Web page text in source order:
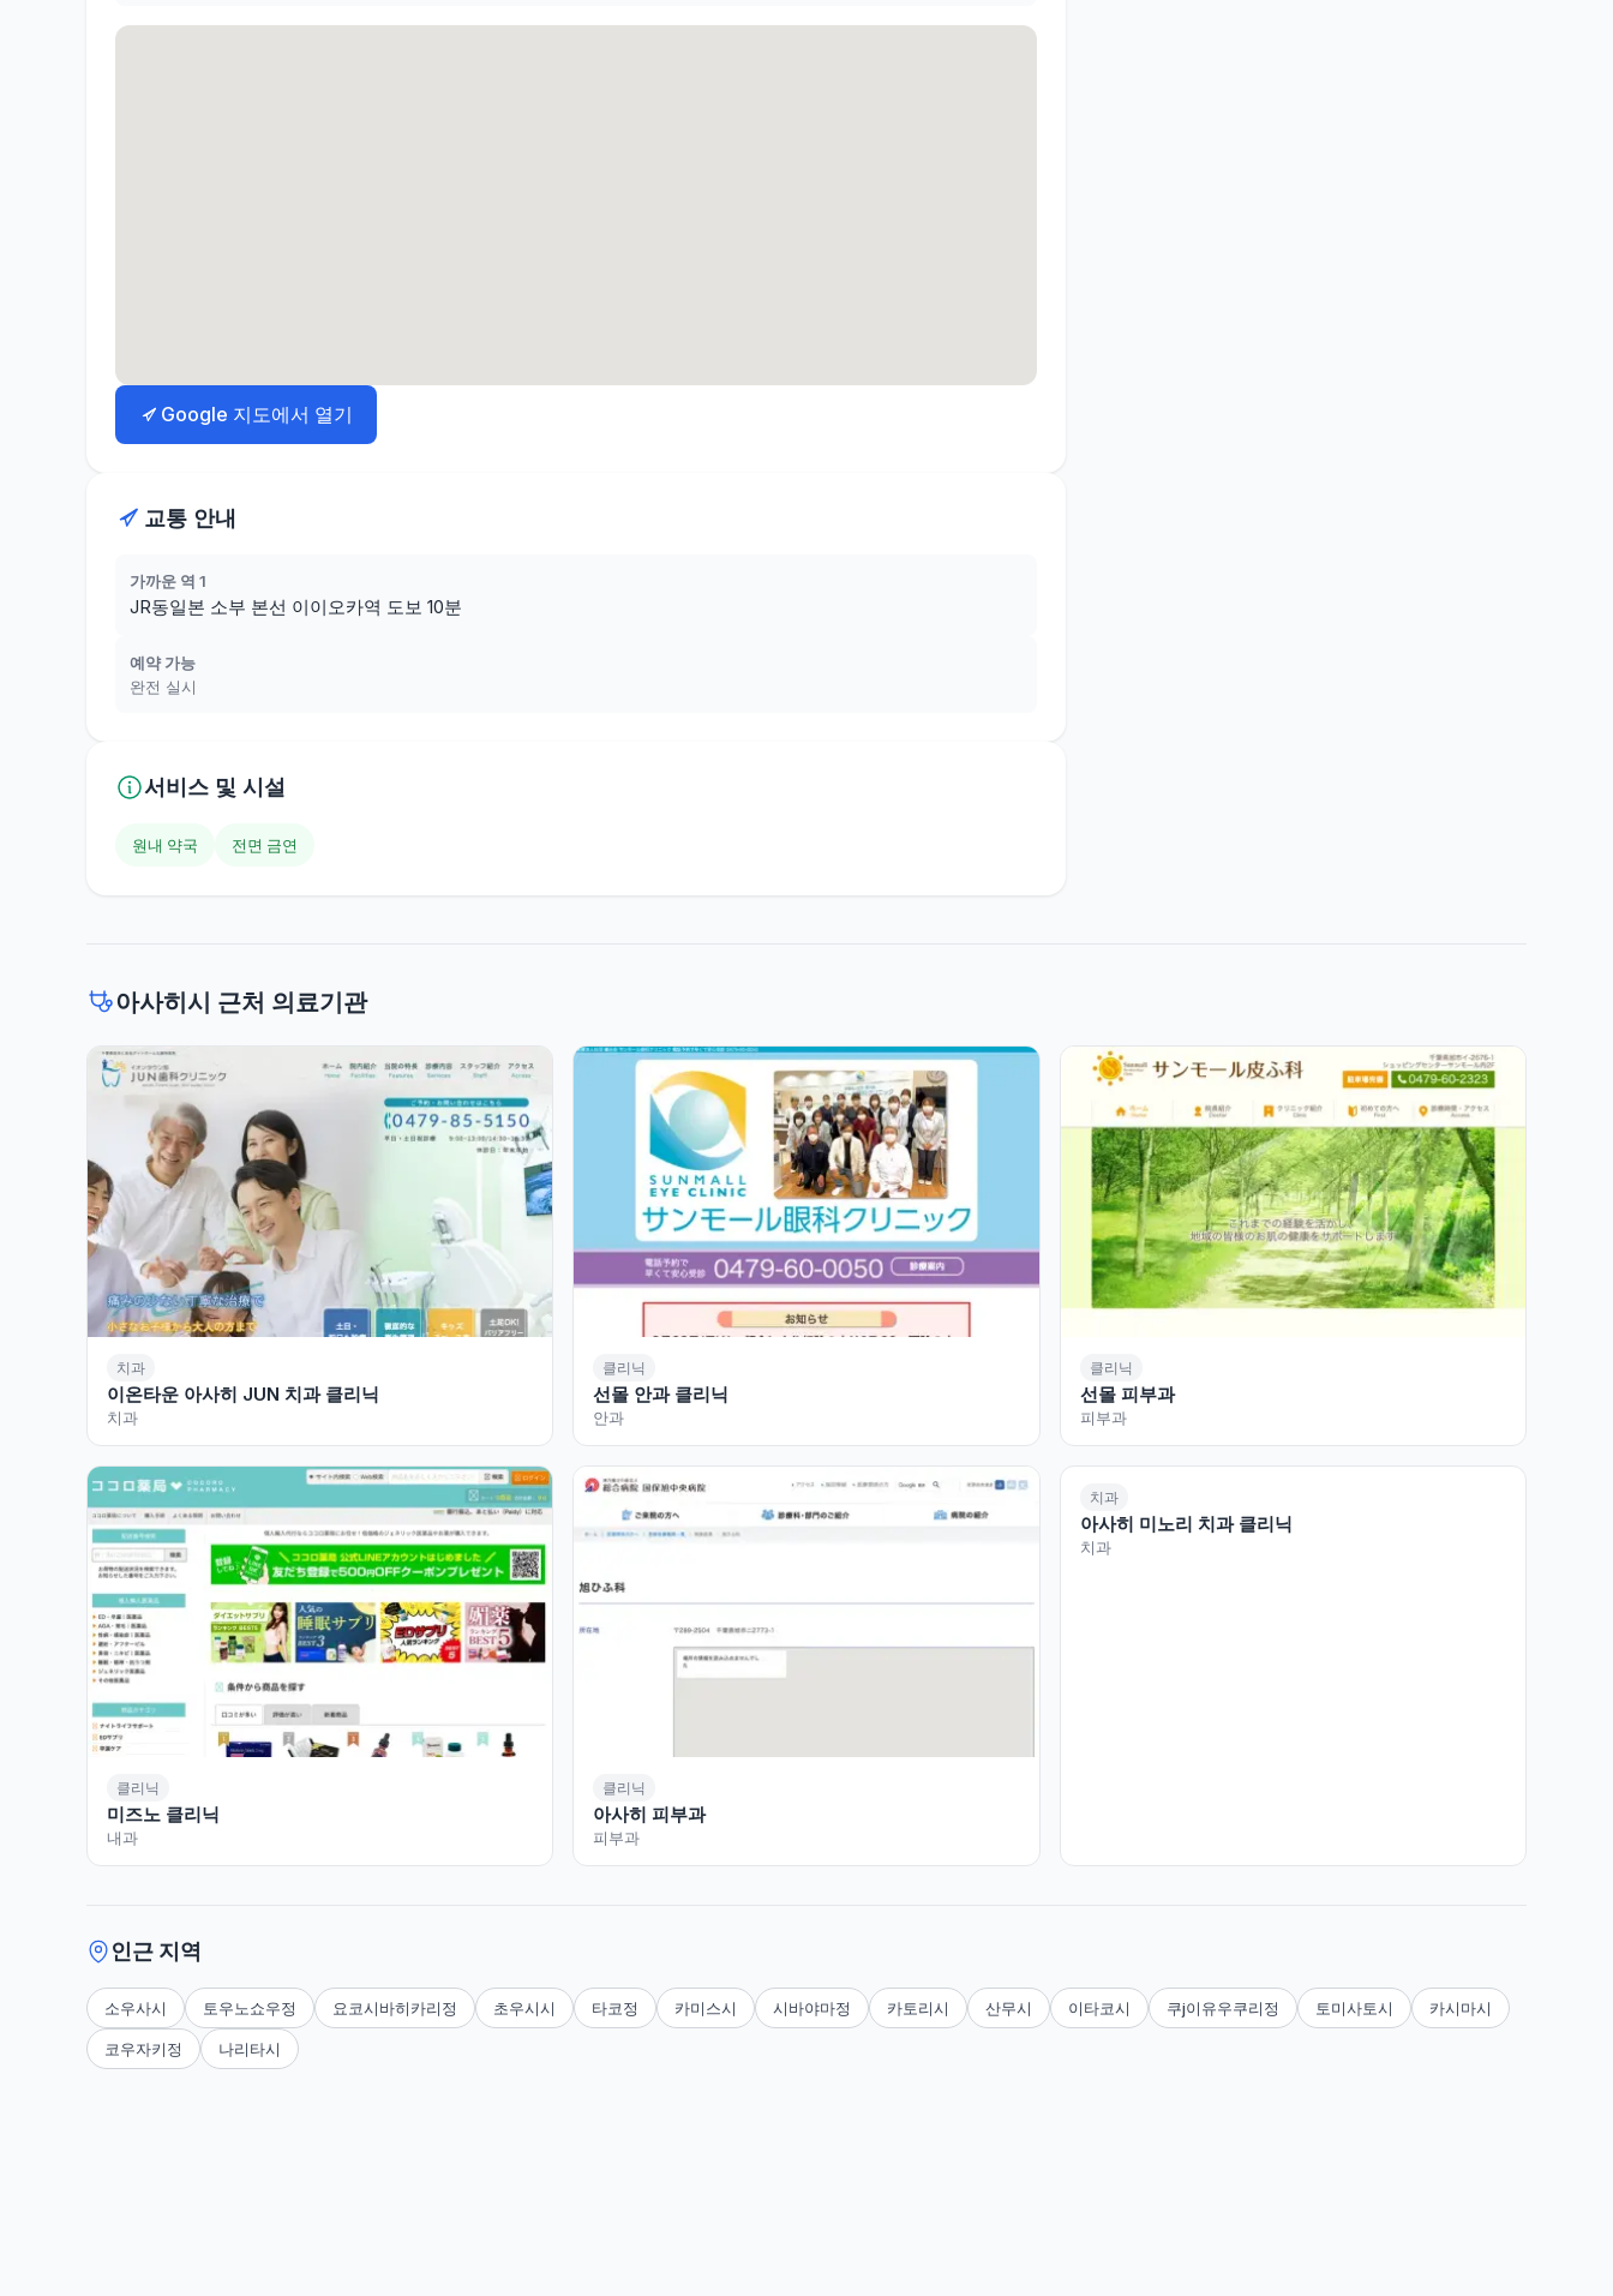
Google 지도에서 열기
교통 안내
가까운 역 1
JR동일본 소부 본선 이이오카역 도보 10분
예약 가능
완전 실시
서비스 및 시설
원내 약국 전면 금연
아사히시 근처 의료기관
치과
이온타운 아사히 JUN 치과 클리닉
치과
클리닉
선몰 안과 클리닉
안과
클리닉
선몰 피부과
피부과
클리닉
미즈노 클리닉
내과
클리닉
아사히 피부과
피부과
치과
아사히 미노리 치과 클리닉
치과
인근 지역
소우사시 토우노쇼우정 요코시바히카리정 초우시시 타코정 카미스시 시바야마정 카토리시 산무시 이타코시 쿠j이유우쿠리정 토미사토시 카시마시
코우자키정 나리타시